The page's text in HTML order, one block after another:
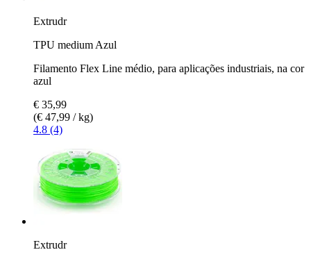
Extrudr
TPU medium Azul
Filamento Flex Line médio, para aplicações industriais, na cor
azul
€ 35,99
(€ 47,99 / kg)
4.8 (4)
Extrudr